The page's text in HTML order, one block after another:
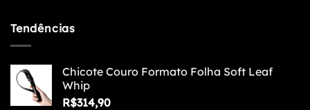
R$217,90
Tendências
Chicote Couro Formato Folha Soft Leaf
Whip
R$314,90